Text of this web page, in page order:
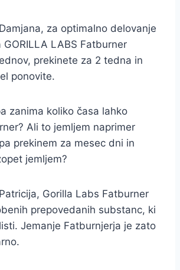
za optimalno delovanje
LABS Fatburner
prekinete za 2 tedna in
ponovite.
zanima koliko časa lahko
Ali to jemljem naprimer
prekinem za mesec dni in
jemljem?
Gorilla Labs Fatburner
prepovedanih substanc, ki
Jemanje Fatburnjerja je zato